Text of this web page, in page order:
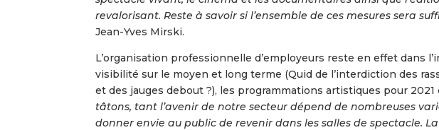
revalorisant. Reste à savoir si l’ensemble de ces mesures sera
Jean-Yves Mirski.
L’organisation professionnelle d’employeurs reste en effet dans
visibilité sur le moyen et long terme (Quid de l’interdiction des
et des jauges debout ?), les programmations artistiques pour
tâtons, tant l’avenir de notre secteur dépend de nombreuses
donner envie au public de revenir dans les salles de spectacle.